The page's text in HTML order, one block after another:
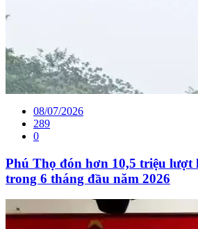
08/07/2026
289
0
Phú Thọ đón hơn 10,5 triệu lượt
trong 6 tháng đầu năm 2026